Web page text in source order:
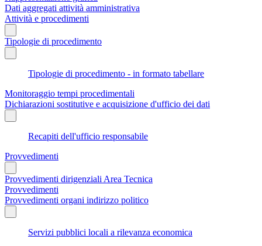
Dati aggregati attività amministrativa
Attività e procedimenti
Tipologie di procedimento
Tipologie di procedimento - in formato tabellare
Monitoraggio tempi procedimentali
Dichiarazioni sostitutive e acquisizione d'ufficio dei dati
Recapiti dell'ufficio responsabile
Provvedimenti
Provvedimenti dirigenziali Area Tecnica
Provvedimenti
Provvedimenti organi indirizzo politico
Servizi pubblici locali a rilevanza economica